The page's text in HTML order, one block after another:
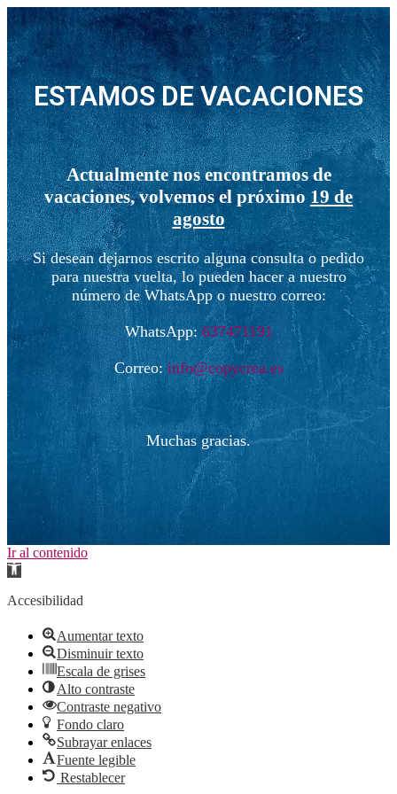
ESTAMOS DE VACACIONES
Actualmente nos encontramos de
vacaciones, volvemos el próximo19 de
agosto
Si desean dejarnos escrito alguna consulta o pedido
para nuestra vuelta, lo pueden hacer a nuestro
número de WhatsApp o nuestro correo:
WhatsApp: 637471191
Correo:info@copycrea.es
Muchas gracias.
Ir al contenido
Abrir
de
Accesibilidad
Aumentar texto
Disminuir texto
Escala de grises
Alto contraste
Contraste negativo
Fondo claro
Subrayar enlaces
Fuente legible
Restablecer